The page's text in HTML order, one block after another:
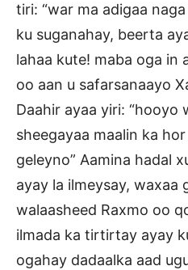
tiri: “war ma adigaa
ku suganahay, beerta
lahaa kute! maba oga in
oo aan u safarsanaayo
Daahir ayaa yiri: “hooyo
sheegayaa maalin ka
geleyno” Aamina hadal
ayay la ilmeysay, waxaa
walaasheed Raxmo oo
ilmada ka tirtirtay ayay
ogahay dadaalka aad